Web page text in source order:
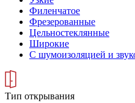
Филенчатое
Фрезерованные
Цельностеклянные
Широкие
С шумоизоляцией и
Тип открывания